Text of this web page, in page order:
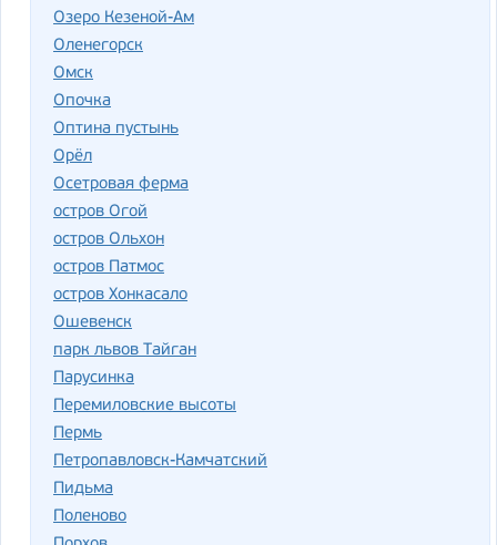
Озеро Кезеной-Ам
Оленегорск
Омск
Опочка
Оптина пустынь
Орёл
Осетровая ферма
остров Огой
остров Ольхон
остров Патмос
остров Хонкасало
Ошевенск
парк львов Тайган
Парусинка
Перемиловские высоты
Пермь
Петропавловск-Камчатский
Пидьма
Поленово